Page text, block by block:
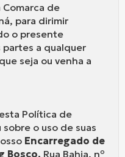
de
para dirimir
o presente
a qualquer
seja ou venha a
Política de
o uso de suas
Encarregado de
Bosco, Rua Bahia, nº